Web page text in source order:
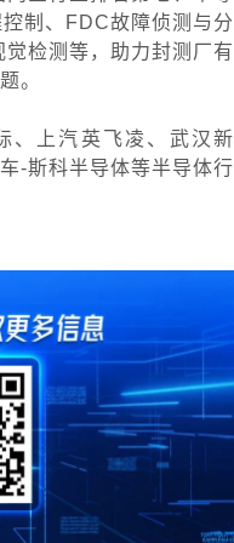
制、FDC故障侦测与分
检测等，助力封测厂有
。
、上汽英飞凌、武汉新
-斯科半导体等半导体行